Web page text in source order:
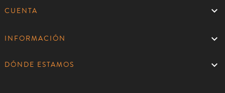
CUENTA 
INFORMACIÓN 
DÓNDE ESTAMOS 